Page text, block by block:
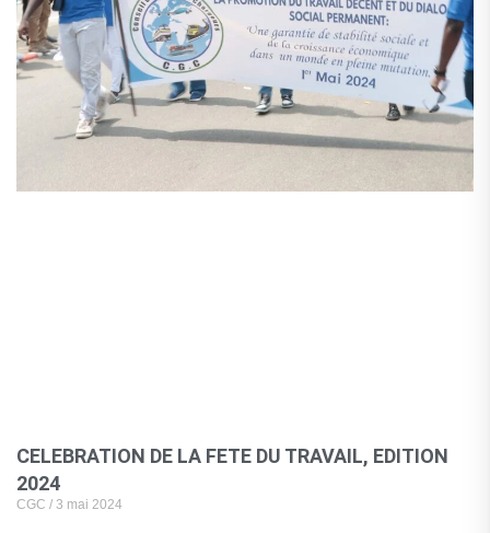
CELEBRATION DE LA FETE DU TRAVAIL, EDITION
2024
CGC 3 mai 2024